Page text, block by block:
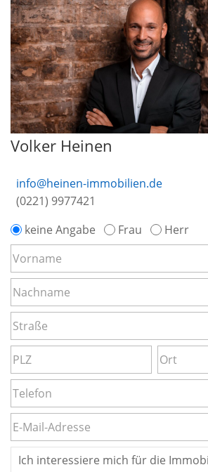
Volker Heinen
info@heinen-immobilien.de
(0221) 9977421
keine Angabe
Frau Herr